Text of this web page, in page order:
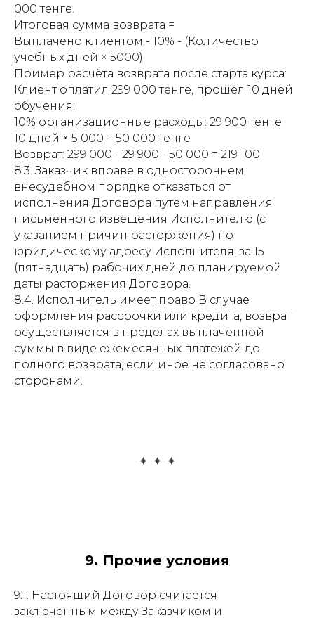
000 тенге.
Итоговая сумма возврата =
Выплачено клиентом - 10% - (Количество
учебных дней × 5000)
Пример расчёта возврата после старта курса:
Клиент оплатил 299 000 тенге, прошёл 10 дней
обучения:
10% организационные расходы: 29 900 тенге
10 дней × 5 000 = 50 000 тенге
Возврат: 299 000 - 29 900 - 50 000 = 219 100
8.3. Заказчик вправе в одностороннем
внесудебном порядке отказаться от
исполнения Договора путем направления
письменного извещения Исполнителю (с
указанием причин расторжения) по
юридическому адресу Исполнителя, за 15
(пятнадцать) рабочих дней до планируемой
даты расторжения Договора.
8.4. Исполнитель имеет право В случае
оформления рассрочки или кредита, возврат
осуществляется в пределах выплаченной
суммы в виде ежемесячных платежей до
полного возврата, если иное не согласовано
сторонами.
9. Прочие условия
9.1. Настоящий Договор считается
заключенным между Заказчиком и